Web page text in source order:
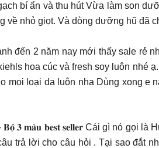
bí ẩn và thu hút Vừa làm son
nhỏ giọt. Và dòng dưỡng hũ đã
đến 2 năm nay mới thấy sale rẻ
hoa cúc và fresh soy luôn nhé
loại da luôn nha Dùng xong e
𝐁𝐨̣̂ 𝟑 𝐦𝐚̀𝐮 𝐛𝐞𝐬𝐭 𝐬𝐞𝐥𝐥𝐞𝐫 Cái gì nó
trả lời cho câu hỏi . Tại sao đắt